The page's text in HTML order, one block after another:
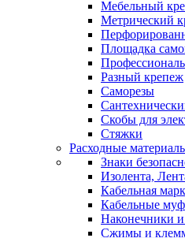
Мебельный
Метрический
Площадка
Разный крепеж
Саморезы
Скобы для
Стяжки
Расходные
Знаки
Изолента,
Кабельная
Кабельные
Наконечники
Сжимы и